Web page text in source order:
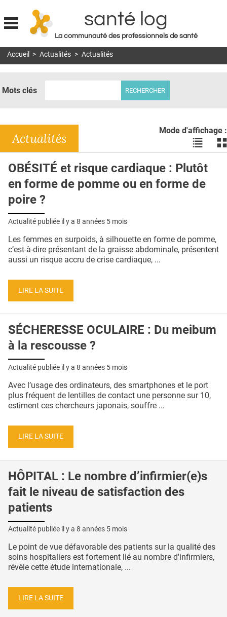
Jump to navigation
santé log
La communauté des professionnels de santé
MON COMPTE
DOSSIERS
RÉSEAUX
E-REVUE SAD
THÉMA
L'APP
PUBLICITÉ
CONTACT
Accueil > Actualités > Actualités
Mots clés
Mode d'affichage :
Voir
les
en
liste
les
Actualités
OBÉSITÉ et risque cardiaque : Plutôt
en forme de pomme ou en forme de
poire ?
Actualité publiée il y a 8 années 5 mois
Les femmes en surpoids, à silhouette en forme de pomme,
c’est-à-dire présentant de la graisse abdominale, présentent
aussi un risque accru de crise cardiaque, ...
LIRE LA SUITE
SÉCHERESSE OCULAIRE : Du meibum
à la rescousse ?
Actualité publiée il y a 8 années 5 mois
Avec l’usage des ordinateurs, des smartphones et le port
plus fréquent de lentilles de contact une personne sur 10,
estiment ces chercheurs japonais, souffre ...
LIRE LA SUITE
HÔPITAL : Le nombre d’infirmier(e)s
fait le niveau de satisfaction des
patients
Actualité publiée il y a 8 années 5 mois
Le point de vue défavorable des patients sur la qualité des
soins hospitaliers est fortement lié au nombre d'infirmiers,
révèle cette étude internationale, ...
LIRE LA SUITE